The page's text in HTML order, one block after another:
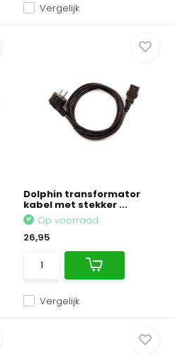
Vergelijk
Dolphin transformator
kabel met stekker ...
Vergelijk
Op voorraad
26,95